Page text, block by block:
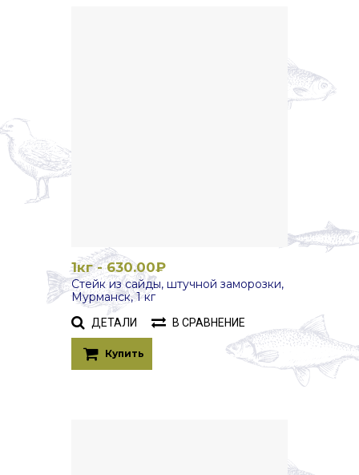
1кг - 630.00₽
Стейк из сайды, штучной заморозки,
Мурманск, 1 кг
ДЕТАЛИ В СРАВНЕНИЕ
Купить